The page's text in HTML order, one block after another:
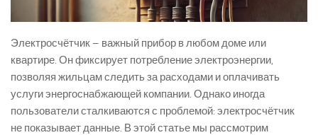
Электросчётчик – важный прибор в любом доме или
квартире. Он фиксирует потребление электроэнергии,
позволяя жильцам следить за расходами и оплачивать
услуги энергоснабжающей компании. Однако иногда
пользователи сталкиваются с проблемой: электросчётчик
не показывает данные. В этой статье мы рассмотрим